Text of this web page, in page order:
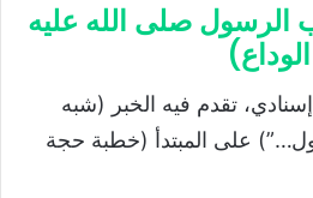
صلى الله عليه
تقدم فيه الخبر (شبه
على المبتدأ (خطبة حجة